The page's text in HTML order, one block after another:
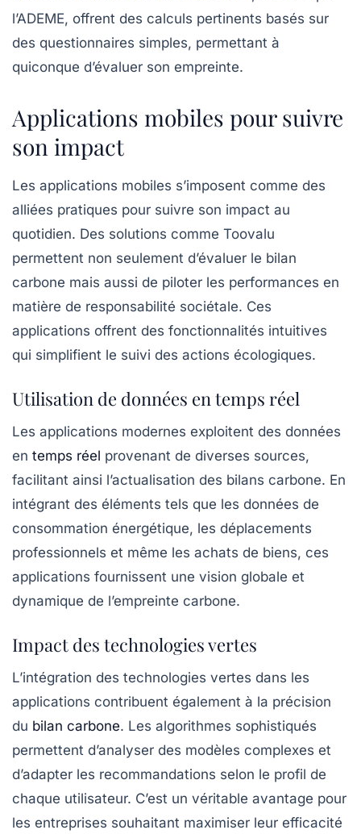
l’ADEME, offrent des calculs pertinents basés sur
des questionnaires simples, permettant à
quiconque d’évaluer son empreinte.
Applications mobiles pour suivre
son impact
Les applications mobiles s’imposent comme des
alliées pratiques pour suivre son impact au
quotidien. Des solutions comme Toovalu
permettent non seulement d’évaluer le bilan
carbone mais aussi de piloter les performances en
matière de responsabilité sociétale. Ces
applications offrent des fonctionnalités intuitives
qui simplifient le suivi des actions écologiques.
Utilisation de données en temps réel
Les applications modernes exploitent des données
en temps réel provenant de diverses sources,
facilitant ainsi l’actualisation des bilans carbone. En
intégrant des éléments tels que les données de
consommation énergétique, les déplacements
professionnels et même les achats de biens, ces
applications fournissent une vision globale et
dynamique de l’empreinte carbone.
Impact des technologies vertes
L’intégration des technologies vertes dans les
applications contribuent également à la précision
du bilan carbone. Les algorithmes sophistiqués
permettent d’analyser des modèles complexes et
d’adapter les recommandations selon le profil de
chaque utilisateur. C’est un véritable avantage pour
les entreprises souhaitant maximiser leur efficacité